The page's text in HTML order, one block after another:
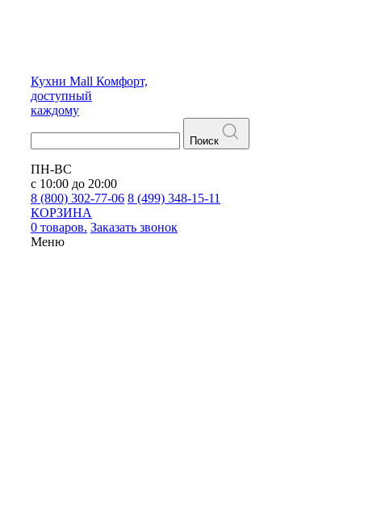
Кухни Mall Комфорт,
доступный
каждому
Поиск
ПН-ВС
с 10:00 до 20:00
8 (800) 302-77-06 8 (499) 348-15-11
КОРЗИНА
0 товаров. Заказать звонок
Меню